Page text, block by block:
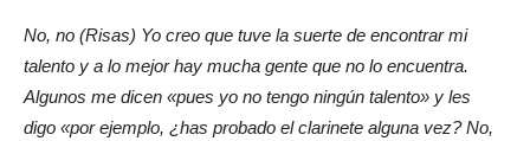
No, no (Risas) Yo creo que tuve la suerte de encontrar mi
talento y a lo mejor hay mucha gente que no lo encuentra.
Algunos me dicen «pues yo no tengo ningún talento» y les
digo «por ejemplo, ¿has probado el clarinete alguna vez? No,